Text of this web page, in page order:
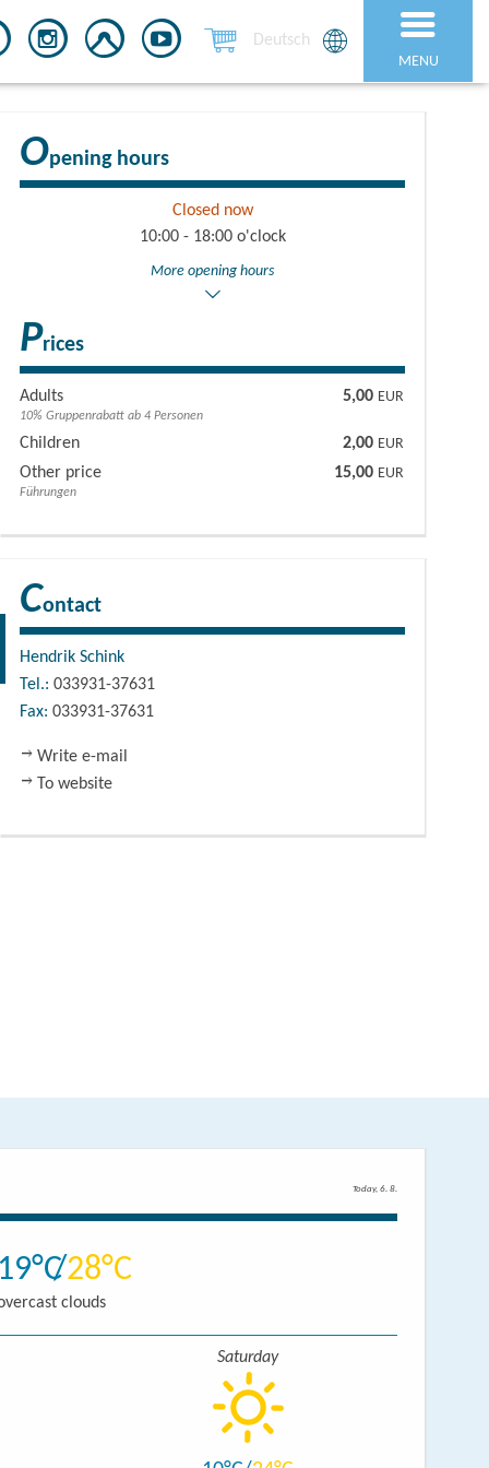
MENU
Deutsch
Opening hours
Closed now
10:00 - 18:00 o'clock
More opening hours
Prices
Adults 5,00 EUR
10% Gruppenrabatt ab 4 Personen
Children 2,00 EUR
Other price 15,00 EUR
Führungen
Contact
Hendrik Schink
Tel.:033931-37631
Fax:033931-37631
Write e-mail
To website
Today, 6. 8.
19 28
clouds
Saturday